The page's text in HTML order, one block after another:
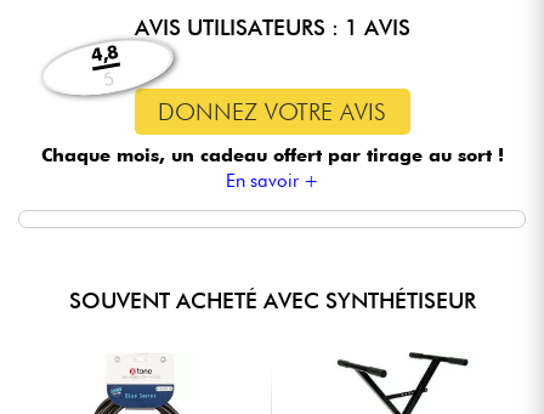
AVIS UTILISATEURS : 1 AVIS
4,8
5
DONNEZ VOTRE AVIS
Chaque mois, un cadeau offert par tirage au sort !
En savoir +
SOUVENT ACHETÉ AVEC SYNTHÉTISEUR